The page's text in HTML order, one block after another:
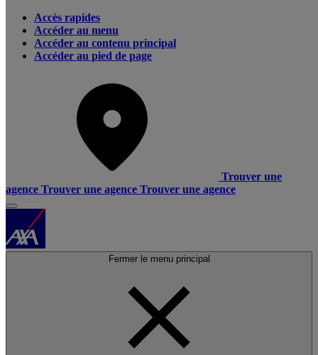
Accès rapides
Accéder au menu
Accéder au contenu principal
Accéder au pied de page
Trouver une
agence Trouver une agence Trouver une agence
Fermer le menu principal